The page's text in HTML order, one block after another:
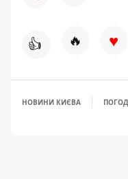
👍 🔥 ♥
НОВИНИ КИЄВА